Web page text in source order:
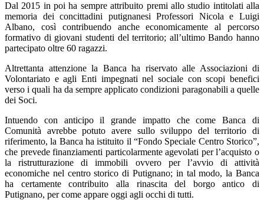
Dal 2015 in poi ha sempre attribuito premi allo studio intitolati alla
memoria dei concittadini putignanesi Professori Nicola e Luigi
Albano, così contribuendo anche economicamente al percorso
formativo di giovani studenti del territorio; all’ultimo Bando hanno
partecipato oltre 60 ragazzi.
Altrettanta attenzione la Banca ha riservato alle Associazioni di
Volontariato e agli Enti impegnati nel sociale con scopi benefici
verso i quali ha da sempre applicato condizioni paragonabili a quelle
dei Soci.
Intuendo con anticipo il grande impatto che come Banca di
Comunità avrebbe potuto avere sullo sviluppo del territorio di
riferimento, la Banca ha istituito il “Fondo Speciale Centro Storico”,
che prevede finanziamenti particolarmente agevolati per l’acquisto o
la ristrutturazione di immobili ovvero per l’avvio di attività
economiche nel centro storico di Putignano; in tal modo, la Banca
ha certamente contribuito alla rinascita del borgo antico di
Putignano, per come appare oggi agli occhi di tutti.